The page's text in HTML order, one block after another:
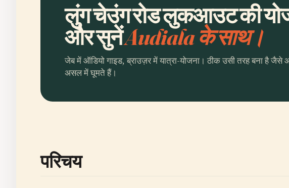
लुंग चेउंग रोड लुकआउट की
और सुनेंAudiala के साथ।
जेब में ऑडियो गाइड, ब्राउज़र में यात्रा-योजना। ठीक उसी तरह बना है जैसे
असल में घूमते हैं।
परिचय